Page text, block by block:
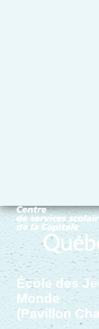
École des
Monde
(Pavillon